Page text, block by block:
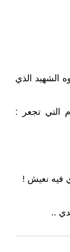
الشهيد الذي
التي تجعر :
فيه نعيش !
..